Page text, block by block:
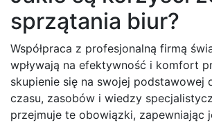
sprzątania biur?
Współpraca z profesjonalną firmą
wpływają na efektywność i komfort
skupienie się na swojej podstawowej
czasu, zasobów i wiedzy
przejmuje te obowiązki, zapewniając